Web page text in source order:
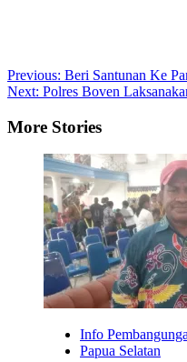
Post
navigation
Previous: Beri Santunan Ke
Next: Polres Boven
More Stories
Info
Papua Selatan